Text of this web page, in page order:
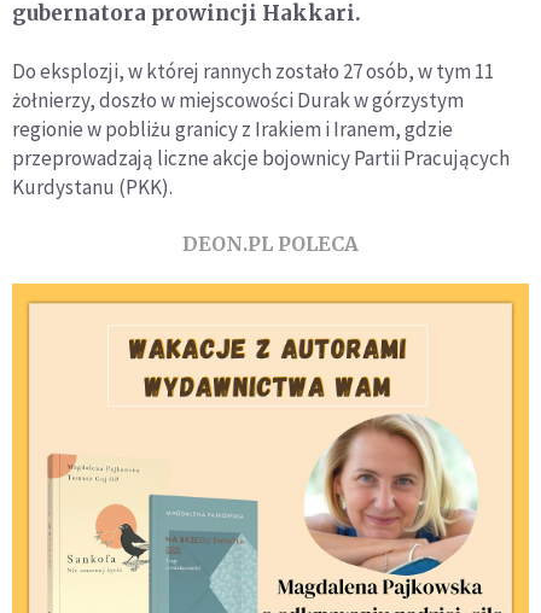
gubernatora prowincji Hakkari.
Do eksplozji, w której rannych zostało 27 osób, w tym 11
żołnierzy, doszło w miejscowości Durak w górzystym
regionie w pobliżu granicy z Irakiem i Iranem, gdzie
przeprowadzają liczne akcje bojownicy Partii Pracujących
Kurdystanu (PKK).
DEON.PL POLECA